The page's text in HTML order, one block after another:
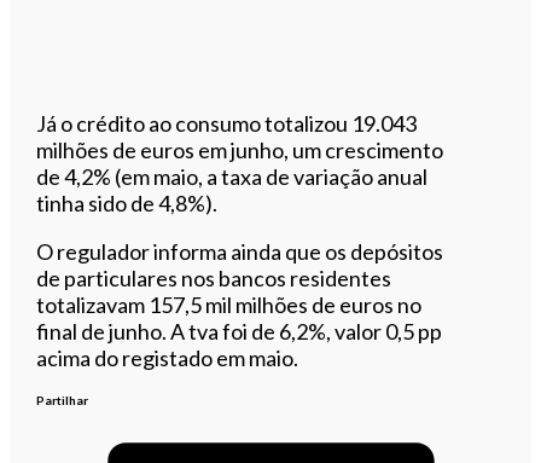
Já o crédito ao consumo totalizou 19.043
milhões de euros em junho, um crescimento
de 4,2% (em maio, a taxa de variação anual
tinha sido de 4,8%).
O regulador informa ainda que os depósitos
de particulares nos bancos residentes
totalizavam 157,5 mil milhões de euros no
final de junho. A tva foi de 6,2%, valor 0,5 pp
acima do registado em maio.
Partilhar